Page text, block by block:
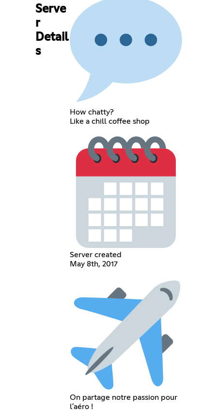
Serve
r
Detail
s
How chatty?
Like a chill coffee shop
Server created
May 8th, 2017
On partage notre passion pour
l'aéro !